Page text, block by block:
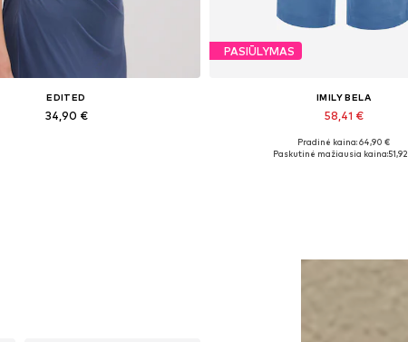
EDITED
34,90 €
PASIŪLYMAS
IMILY BELA
58,41 €
Galimi dydžiai: 26-27, 27-28,
Pradinė kaina: 64,90 €
Paskutinė mažiausia kaina: